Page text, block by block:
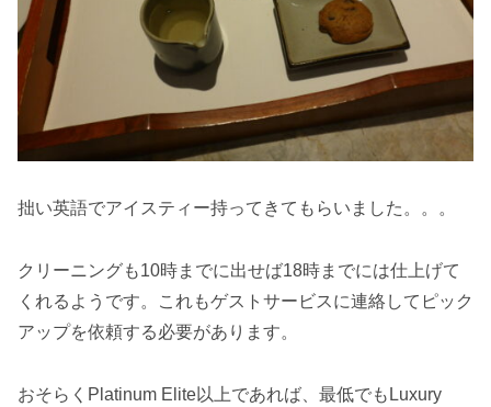
拙い英語でアイスティー持ってきてもらいました。。。
クリーニングも10時までに出せば18時までには仕上げて
くれるようです。これもゲストサービスに連絡してピック
アップを依頼する必要があります。
おそらくPlatinum Elite以上であれば、最低でもLuxury